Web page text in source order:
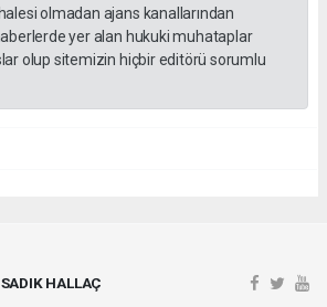
olmadan ajans kanallarından
yer alan hukuki muhataplar
olup sitemizin hiçbir editörü sorumlu
SADIK HALLAÇ